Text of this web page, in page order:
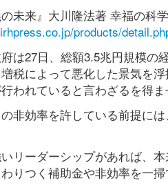
の未来』大川隆法著 幸福の科
products/
は27日、総額3.5兆円規模の
税によって悪化した景気を
われていると言わざるを得ま
非効率を許している前提に
リーダーシップがあれば、
りつく補助金や非効率を一掃